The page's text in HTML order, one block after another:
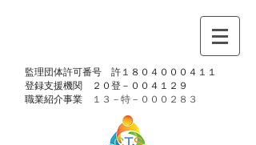
​監理団体許可番号 許１８０４０００４１１
​登録支援機関 ２０登－００４１２９
​職業紹介事業
１３－特－ ０００２８３